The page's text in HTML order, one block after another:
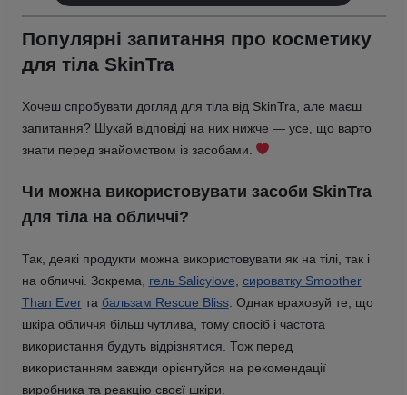
Популярні запитання про косметику
для тіла SkinTra
Хочеш спробувати догляд для тіла від SkinTra, але маєш
запитання? Шукай відповіді на них нижче — усе, що варто
знати перед знайомством із засобами.
Чи можна використовувати засоби SkinTra
для тіла на обличчі?
Так, деякі продукти можна використовувати як на тілі, так і
на обличчі. Зокрема, гель Salicylove сироватку Smoother
Than Everта бальзам Rescue Bliss. Однак враховуй те, що
шкіра обличчя більш чутлива, тому спосіб і частота
використання будуть відрізнятися. Тож перед
використанням завжди орієнтуйся на рекомендації
виробника та реакцію своєї шкіри.